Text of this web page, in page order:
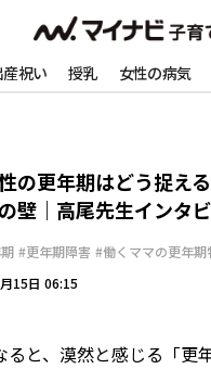
産祝い 授乳 女性の病気
の更年期はどう捉え
壁｜高尾先生インタ
#更年期障害 #働くママの更年期
15日 06:15
と、漠然と感じる「更